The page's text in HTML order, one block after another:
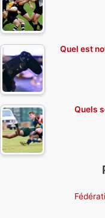
Quel est
Quels